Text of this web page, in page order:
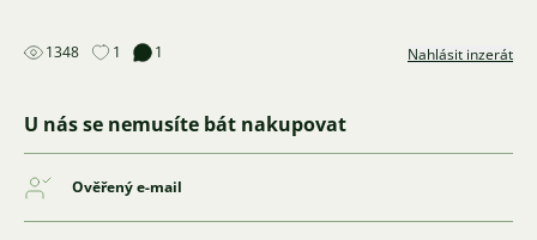
1348 1 1 Nahlásit inzerát
U nás se nemusíte bát nakupovat
Ověřený e-mail